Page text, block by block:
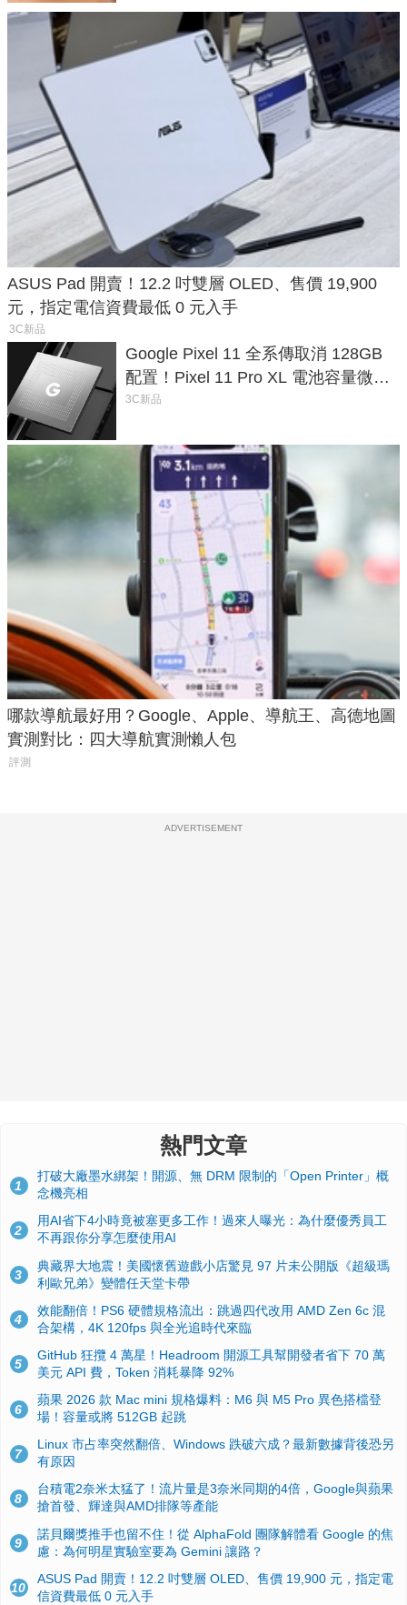
ASUS Pad 開賣！12.2 吋雙層 OLED、售價 19,900
元，指定電信資費最低 0 元入手
3C新品
Google Pixel 11 全系傳取消 128GB
配置！Pixel 11 Pro XL 電池容量微降
1.6%
3C新品
哪款導航最好用？Google、Apple、導航王、高德地圖
實測對比：四大導航實測懶人包
評測
ADVERTISEMENT
熱門文章
1
打破大廠墨水綁架！開源、無 DRM 限制的「Open Printer」概
念機亮相
2
用AI省下4小時竟被塞更多工作！過來人曝光：為什麼優秀員工
不再跟你分享怎麼使用AI
3
典藏界大地震！美國懷舊遊戲小店驚見 97 片未公開版《超級瑪
利歐兄弟》變體任天堂卡帶
4
效能翻倍！PS6 硬體規格流出：跳過四代改用 AMD Zen 6c 混
合架構，4K 120fps 與全光追時代來臨
5
GitHub 狂攬 4 萬星！Headroom 開源工具幫開發者省下 70 萬
美元 API 費，Token 消耗暴降 92%
6
蘋果 2026 款 Mac mini 規格爆料：M6 與 M5 Pro 異色搭檔登
場！容量或將 512GB 起跳
7
Linux 市占率突然翻倍、Windows 跌破六成？最新數據背後恐另
有原因
8
台積電2奈米太猛了！流片量是3奈米同期的4倍，Google與蘋果
搶首發、輝達與AMD排隊等產能
9
諾貝爾獎推手也留不住！從 AlphaFold 團隊解體看 Google 的焦
慮：為何明星實驗室要為 Gemini 讓路？
10
ASUS Pad 開賣！12.2 吋雙層 OLED、售價 19,900 元，指定電
信資費最低 0 元入手